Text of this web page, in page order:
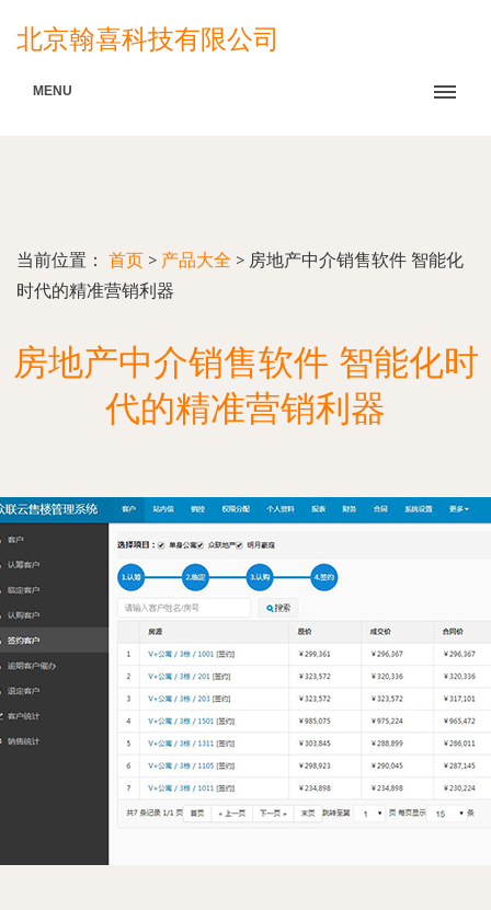
北京翰喜科技有限公司
MENU
当前位置： 首页 > 产品大全 > 房地产中介销售软件 智能化
时代的精准营销利器
房地产中介销售软件 智能化时
代的精准营销利器